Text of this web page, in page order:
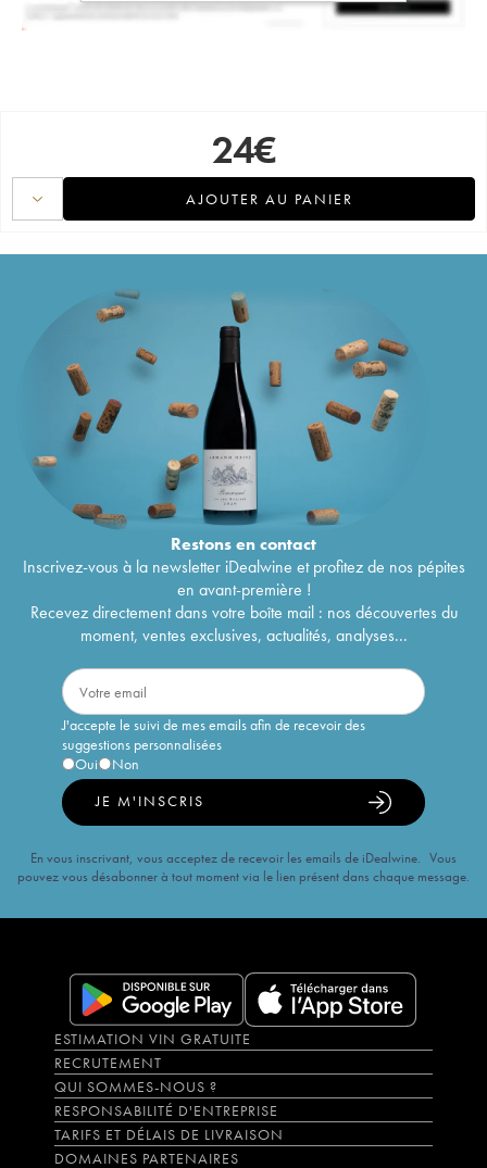
24€
AJOUTER AU PANIER
Restons encontact
Inscrivez-vous à la newsletter iDealwine et profitez de nos pépites
en avant-première !
Recevez directement dans votre boîte mail : nos découvertes du
moment, ventes exclusives, actualités, analyses...
J'accepte le suivi de mes emails afin de recevoir des
suggestions personnalisées
Oui
Non
JE M'INSCRIS
En vous inscrivant, vous acceptez de recevoir les emails de iDealwine. Vous
pouvez vous désabonner à tout moment via le lien présent dans chaque message.
ESTIMATION VIN GRATUITE
RECRUTEMENT
QUI SOMMES-NOUS ?
RESPONSABILITÉ D'ENTREPRISE
TARIFS ET DÉLAIS DE LIVRAISON
DOMAINES PARTENAIRES